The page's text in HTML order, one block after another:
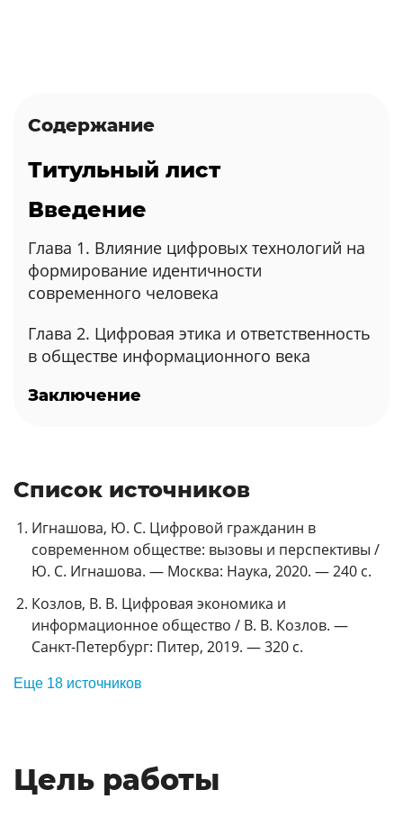
Содержание
Титульный лист
Введение
Глава 1. Влияние цифровых технологий на
формирование идентичности
современного человека
Глава 2. Цифровая этика и ответственность
в обществе информационного века
Заключение
Список источников
Игнашова, Ю. С. Цифровой гражданин в
современном обществе: вызовы и перспективы /
Ю. С. Игнашова. — Москва: Наука, 2020. — 240 с.
Козлов, В. В. Цифровая экономика и
информационное общество / В. В. Козлов. —
Санкт-Петербург: Питер, 2019. — 320 с.
Еще 18 источников
Цель работы